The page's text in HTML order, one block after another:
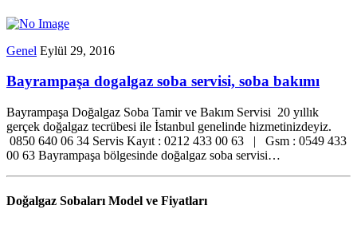
Genel Eylül 29, 2016
Bayrampaşa dogalgaz soba servisi, soba bakımı
Bayrampaşa Doğalgaz Soba Tamir ve Bakım Servisi 20 yıllık
gerçek doğalgaz tecrübesi ile İstanbul genelinde hizmetinizdeyiz.
0850 640 06 34 Servis Kayıt : 0212 433 00 63 | Gsm : 0549 433
00 63 Bayrampaşa bölgesinde doğalgaz soba servisi…
Doğalgaz Sobaları Model ve Fiyatları